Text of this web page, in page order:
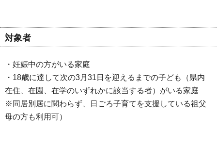
対象者
・妊娠中の方がいる家庭
・18歳に達して次の3月31日を迎えるまでの子ども（県内
在住、在園、在学のいずれかに該当する者）がいる家庭
※同居別居に関わらず、日ごろ子育てを支援している祖父
母の方も利用可）